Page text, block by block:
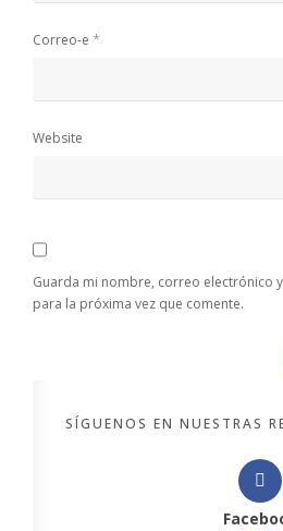
Correo-e *
Website
Guarda mi nombre, correo electrónico
para la próxima vez que comente.
SÍGUENOS EN NUESTRAS